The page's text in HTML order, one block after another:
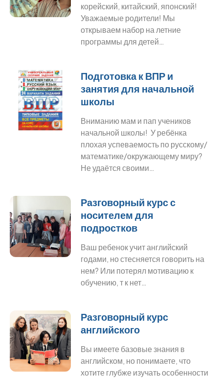
корейский, китайский, японский!
Уважаемые родители! Мы
открываем набор на летние
программы для детей…
Подготовка к ВПР и
занятия для начальной
школы
Вниманию мам и пап учеников
начальной школы! У ребёнка
плохая успеваемость по русскому/
математике/окружающему миру?
Не удаётся своими…
Разговорный курс с
носителем для
подростков
Ваш ребенок учит английский
годами, но стесняется говорить на
нем? Или потерял мотивацию к
обучению, т к нет…
Разговорный курс
английского
Вы имеете базовые знания в
английском, но понимаете, что
хотите глубже изучать особенности